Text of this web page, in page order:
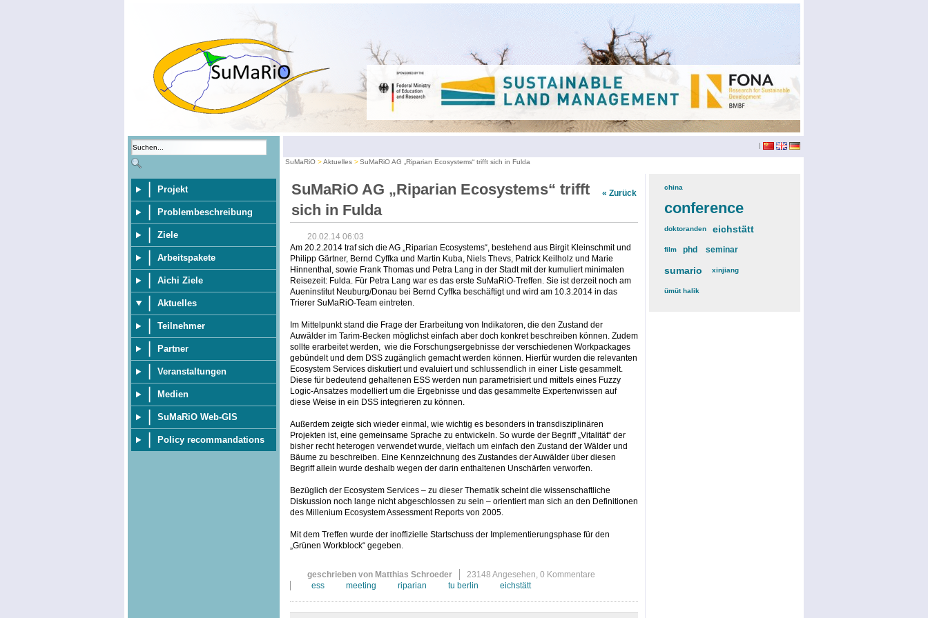
Projekt
Problembeschreibung
Ziele
Arbeitspakete
Aichi Ziele
Aktuelles
Teilnehmer
Partner
Veranstaltungen
Medien
SuMaRiO Web-GIS
Policy recommandations
|
SuMaRiO Aktuelles SuMaRiO AG „Riparian Ecosystems“ trifft sich in Fulda
« Zurück
SuMaRiO AG „Riparian Ecosystems“ trifft
sich in Fulda
20.02.14 06:03
Am 20.2.2014 traf sich die AG „Riparian Ecosystems“, bestehend aus Birgit Kleinschmit und
Philipp Gärtner, Bernd Cyffka und Martin Kuba, Niels Thevs, Patrick Keilholz und Marie
Hinnenthal, sowie Frank Thomas und Petra Lang in der Stadt mit der kumuliert minimalen
Reisezeit: Fulda. Für Petra Lang war es das erste SuMaRiO-Treffen. Sie ist derzeit noch am
Aueninstitut Neuburg/Donau bei Bernd Cyffka beschäftigt und wird am 10.3.2014 in das
Trierer SuMaRiO-Team eintreten.
Im Mittelpunkt stand die Frage der Erarbeitung von Indikatoren, die den Zustand der
Auwälder im Tarim-Becken möglichst einfach aber doch konkret beschreiben können. Zudem
sollte erarbeitet werden, wie die Forschungsergebnisse der verschiedenen Workpackages
gebündelt und dem DSS zugänglich gemacht werden können. Hierfür wurden die relevanten
Ecosystem Services diskutiert und evaluiert und schlussendlich in einer Liste gesammelt.
Diese für bedeutend gehaltenen ESS werden nun parametrisiert und mittels eines Fuzzy
Logic-Ansatzes modelliert um die Ergebnisse und das gesammelte Expertenwissen auf
diese Weise in ein DSS integrieren zu können.
Außerdem zeigte sich wieder einmal, wie wichtig es besonders in transdisziplinären
Projekten ist, eine gemeinsame Sprache zu entwickeln. So wurde der Begriff „Vitalität“ der
bisher recht heterogen verwendet wurde, vielfach um einfach den Zustand der Wälder und
Bäume zu beschreiben. Eine Kennzeichnung des Zustandes der Auwälder über diesen
Begriff allein wurde deshalb wegen der darin enthaltenen Unschärfen verworfen.
Bezüglich der Ecosystem Services – zu dieser Thematik scheint die wissenschaftliche
Diskussion noch lange nicht abgeschlossen zu sein – orientiert man sich an den Definitionen
des Millenium Ecosystem Assessment Reports von 2005.
Mit dem Treffen wurde der inoffizielle Startschuss der Implementierungsphase für den
„Grünen Workblock“ gegeben.
geschrieben von Matthias Schroeder 23148 Angesehen, 0 Kommentare
ess
meeting riparian tu berlin eichstätt
china(3)
conference(12)
doktoranden(3)eichstätt
film(2)phd (4)seminar
sumario (6)xinjiang(2)
ümüt halik(2)